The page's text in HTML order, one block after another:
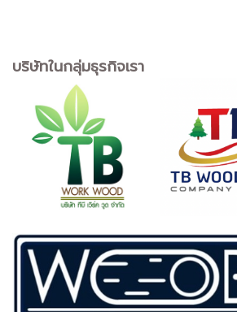
บริษัทในกลุ่มธุรกิจเรา